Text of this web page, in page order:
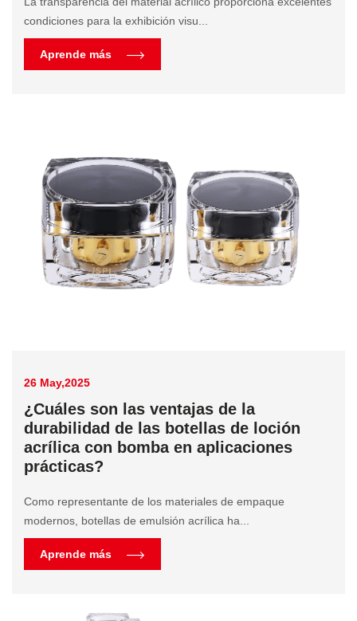
condiciones para la exhibición visu...
Aprende más
26 May,2025
¿Cuáles son las ventajas de la
durabilidad de las botellas de loción
acrílica con bomba en aplicaciones
prácticas?
Como representante de los materiales de empaque
modernos, botellas de emulsión acrílica ha...
Aprende más